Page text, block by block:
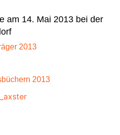
am 14. Mai 2013 bei der
2013
2013